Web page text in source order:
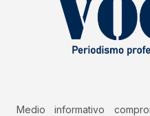
Medio informativo